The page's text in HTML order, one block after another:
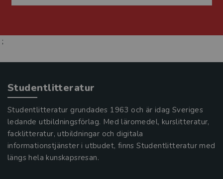
;
Studentlitteratur
Studentlitteratur grundades 1963 och är idag Sveriges
ledande utbildningsförlag. Med läromedel, kurslitteratur,
facklitteratur, utbildningar och digitala
informationstjänster i utbudet, finns Studentlitteratur med
längs hela kunskapsresan.